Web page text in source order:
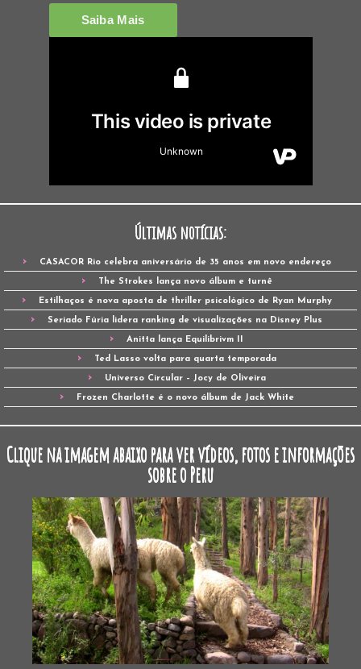
Últimas notícias:
CASACOR Rio celebra aniversário de 35 anos em novo endereço
The Strokes lança novo álbum e turnê
Estilhaços é nova aposta de thriller psicológico de Ryan Murphy
Seriado Fúria lidera ranking de visualizações na Disney Plus
Anitta lança Equilibrivm II
Ted Lasso volta para quarta temporada
Universo Circular – Jocy de Oliveira
Frozen Charlotte é o novo álbum de Jack White
Clique na imagem abaixo para ver vídeos, fotos e informações
sobre o Peru